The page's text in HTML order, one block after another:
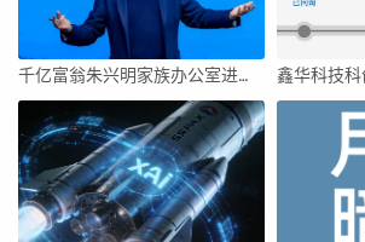
千亿富翁朱兴明家族办公室进军VC圈